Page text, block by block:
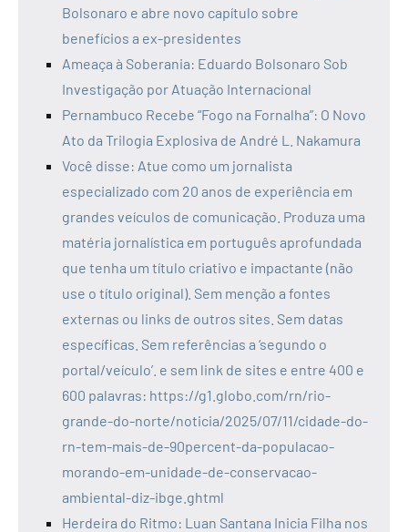
Bolsonaro e abre novo capítulo sobre
benefícios a ex-presidentes
Ameaça à Soberania: Eduardo Bolsonaro Sob
Investigação por Atuação Internacional
Pernambuco Recebe “Fogo na Fornalha”: O Novo
Ato da Trilogia Explosiva de André L. Nakamura
Você disse: Atue como um jornalista
especializado com 20 anos de experiência em
grandes veículos de comunicação. Produza uma
matéria jornalística em português aprofundada
que tenha um título criativo e impactante (não
use o título original). Sem menção a fontes
externas ou links de outros sites. Sem datas
específicas. Sem referências a ‘segundo o
portal/veículo’. e sem link de sites e entre 400 e
600 palavras: https://g1.globo.com/rn/rio-
grande-do-norte/noticia/2025/07/11/cidade-do-
rn-tem-mais-de-90percent-da-populacao-
morando-em-unidade-de-conservacao-
ambiental-diz-ibge.ghtml
Herdeira do Ritmo: Luan Santana Inicia Filha nos